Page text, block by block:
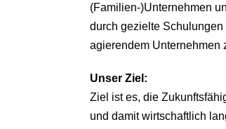
(Familien-)Unternehmen
durch gezielte
agierendem Unternehmen
Unser Ziel:
Ziel ist es, die
und damit wirtschaftlich